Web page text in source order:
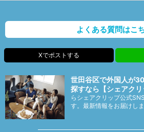
よくある質問はこ
Xでポストする
世田谷区で外国人が
探すなら【シェアクリ
らシェアクリップ公式
す。最新情報をお届けしま